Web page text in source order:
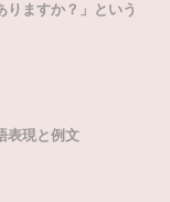
りますか？」という
表現と例文